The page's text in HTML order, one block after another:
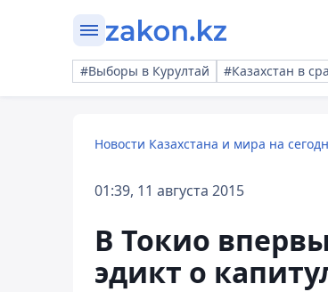
#Выборы в Курултай #Казахстан в
Новости Казахстана и мира на
01:39, 11 августа 2015
В Токио
эдикт о